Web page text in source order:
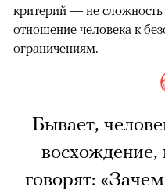
критерий — не
отношение человека к
ограничениям.
Бывает,
восхождение,
говорят: